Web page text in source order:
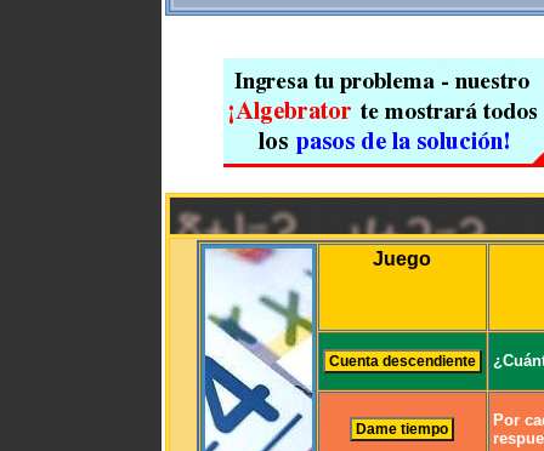
Juego
Por